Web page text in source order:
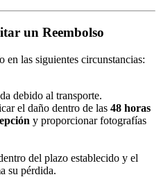
un Reembolso
en las siguientes circunstancias:
debido al transporte.
el daño dentro de las 48 horas
y proporcionar fotografías
del plazo establecido y el
su pérdida.